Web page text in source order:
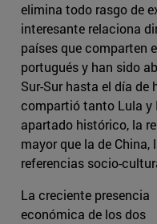
elimina todo rasgo de
interesante relaciona
países que comparten
portugués y han sido
Sur-Sur hasta el día de
compartió tanto Lula y
apartado histórico, la
mayor que la de
referencias socio-
La creciente presencia
económica de los dos